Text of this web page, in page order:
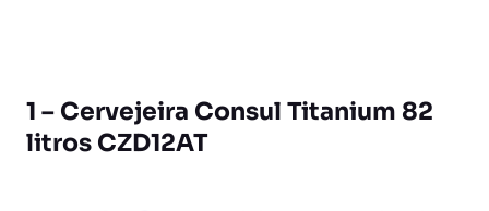
1 – Cervejeira Consul Titanium 82
litros CZD12AT